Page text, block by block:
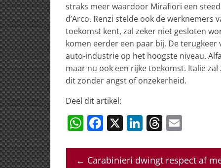
straks meer waardoor Mirafiori een
d’Arco. Renzi stelde ook de
toekomst kent, zal zeker niet gesloten
komen eerder een paar bij. De terugkeer
auto-industrie op het hoogste niveau.
maar nu ook een rijke toekomst. Italië
dit zonder angst of onzekerheid.
Deel dit artikel:
W
at
F
c
X Li
k
T
re ai
← Carabinieri dwingt respect af